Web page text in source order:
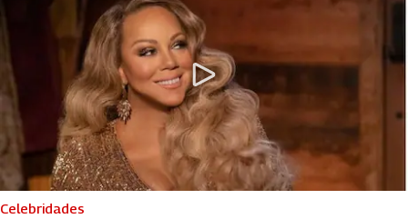
Celebridades